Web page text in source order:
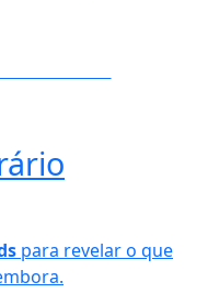
para revelar o que